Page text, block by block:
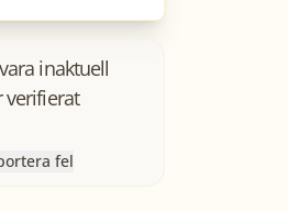
inaktuell
verifierat
fel